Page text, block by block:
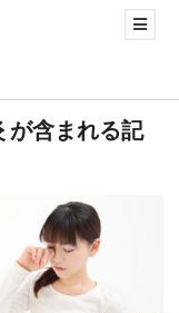
が含まれる記